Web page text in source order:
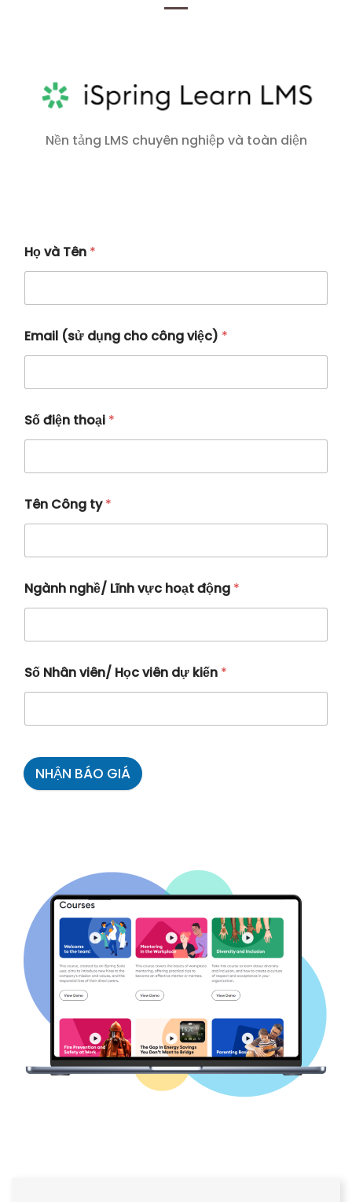
Nền tảng LMS chuyên nghiệp và toàn diện
Họ và Tên *
Email (sử dụng cho công việc) *
Số điện thoại *
Tên Công ty*
Ngành nghề/ Lĩnh vực hoạt động *
Số Nhân viên/ Học viên dự kiến *
NHẬN BÁO GIÁ